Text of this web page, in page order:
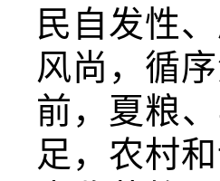
民自发性
风尚，循
前，夏粮
足，农村